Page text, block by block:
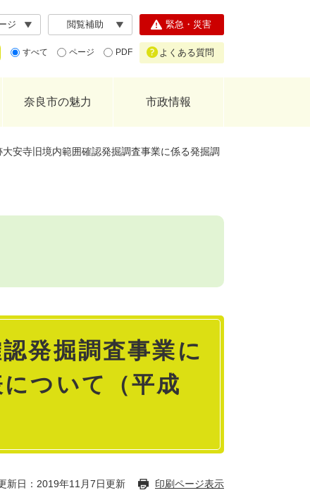
ジ 閲覧補助
すべて ページ PDF
緊急・災害
よくある質問
奈良市の魅力 市政情報
大安寺旧境内範囲確認発掘調査事業に係る発掘調
発掘調査事業に
ついて（平成
新日：2019年11月7日更新 印刷ページ表示